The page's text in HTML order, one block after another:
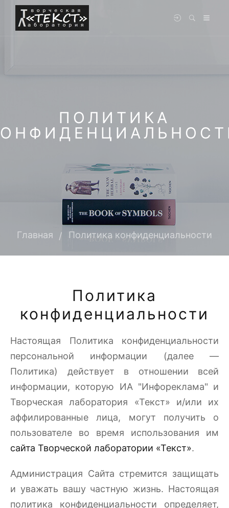
ПОЛИТИКА
Главная Политика конфиденциальности
Политика
конфиденциальности
Настоящая Политика конфиденциальности
персональной информации (далее —
Политика) действует в отношении всей
информации, которую ИА "Инфореклама" и
Творческая лаборатория «Текст» и/или их
аффилированные лица, могут получить о
пользователе во время использования им
сайта Творческой лаборатории «Текст».
Администрация Сайта стремится защищать
и уважать вашу частную жизнь. Настоящая
политика конфиденциальности определяет,